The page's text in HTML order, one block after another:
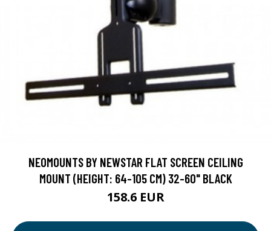
NEOMOUNTS BY NEWSTAR FLAT SCREEN CEILING
MOUNT (HEIGHT: 64-105 CM) 32-60" BLACK
158.6 EUR